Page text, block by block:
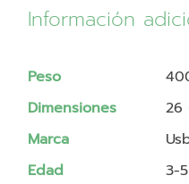
Información
Peso
Dimensiones
26
Marca
Edad
3-